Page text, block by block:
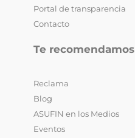
Portal de transparencia
Contacto
Te recomendamos
Reclama
Blog
ASUFIN en los Medios
Eventos